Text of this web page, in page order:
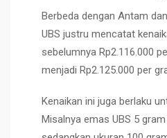
Berbeda dengan Antam
UBS justru mencatat
sebelumnya Rp2.116.000
menjadi Rp2.125.000 per
Kenaikan ini juga berlaku
Misalnya emas UBS 5